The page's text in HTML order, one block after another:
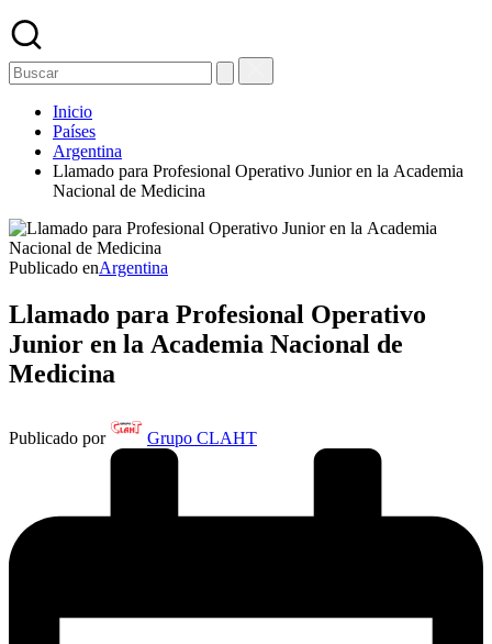
Inicio
Países
Argentina
Llamado para Profesional Operativo Junior en la Academia
Nacional de Medicina
Publicado enArgentina
Llamado para Profesional Operativo
Junior en la Academia Nacional de
Medicina
Publicado por Grupo CLAHT